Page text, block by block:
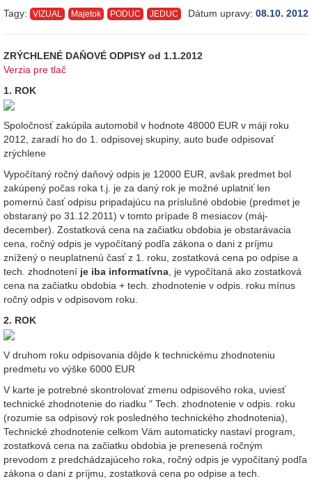
Tagy: VIZUAL Majetok PODUC JEDUC Dátum upravy: 08.10. 2012
ZRÝCHLENÉ DAŇOVÉ ODPISY od 1.1.2012
Verzia pre tlač
1. ROK
Spoločnosť zakúpila automobil v hodnote 48000 EUR v máji roku
2012, zaradí ho do 1. odpisovej skupiny, auto bude odpisovať
zrýchlene
Vypočítaný ročný daňový odpis je 12000 EUR, avšak predmet bol
zakúpený počas roka t.j. je za daný rok je možné uplatniť len
pomernú časť odpisu pripadajúcu na príslušné obdobie (predmet je
obstaraný po 31.12.2011) v tomto prípade 8 mesiacov (máj-
december). Zostatková cena na začiatku obdobia je obstarávacia
cena, ročný odpis je vypočítaný podľa zákona o dani z príjmu
znížený o neuplatnenú časť z 1. roku, zostatková cena po odpise a
tech. zhodnotení je iba informatívna , je vypočítaná ako zostatková
cena na začiatku obdobia + tech. zhodnotenie v odpis. roku mínus
ročný odpis v odpisovom roku.
2. ROK
V druhom roku odpisovania dôjde k technickému zhodnoteniu
predmetu vo výške 6000 EUR
V karte je potrebné skontrolovať zmenu odpisového roka, uviesť
technické zhodnotenie do riadku " Tech. zhodnotenie v odpis. roku
(rozumie sa odpisový rok posledného technického zhodnotenia),
Technické zhodnotenie celkom Vám automaticky nastaví program,
zostatková cena na začiatku obdobia je prenesená ročným
prevodom z predchádzajúceho roka, ročný odpis je vypočítaný podľa
zákona o dani z príjmu, zostatková cena po odpise a tech.